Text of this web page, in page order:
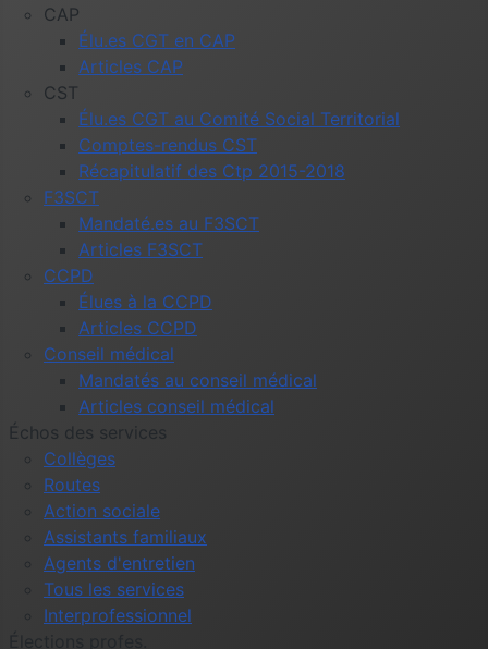
CAP
Élu.es CGT en CAP
Articles CAP
CST
Élu.es CGT au Comité Social Territorial
Comptes-rendus CST
Récapitulatif des Ctp 2015-2018
F3SCT
Mandaté.es au F3SCT
Articles F3SCT
CCPD
Élues à la CCPD
Articles CCPD
Conseil médical
Mandatés au conseil médical
Articles conseil médical
Échos des services
Collèges
Routes
Action sociale
Assistants familiaux
Agents d'entretien
Tous les services
Interprofessionnel
Élections profes.